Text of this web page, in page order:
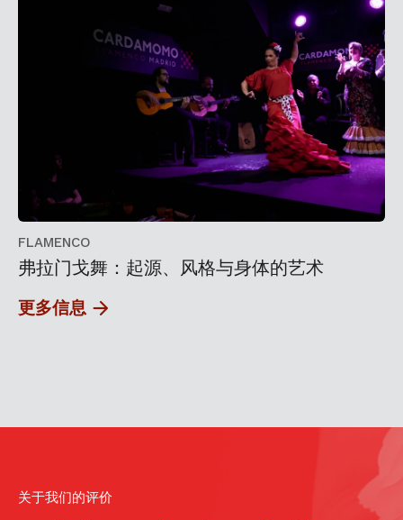
FLAMENCO
弗拉门戈舞：起源、风格与身体的艺术
更多信息
关于我们的评价